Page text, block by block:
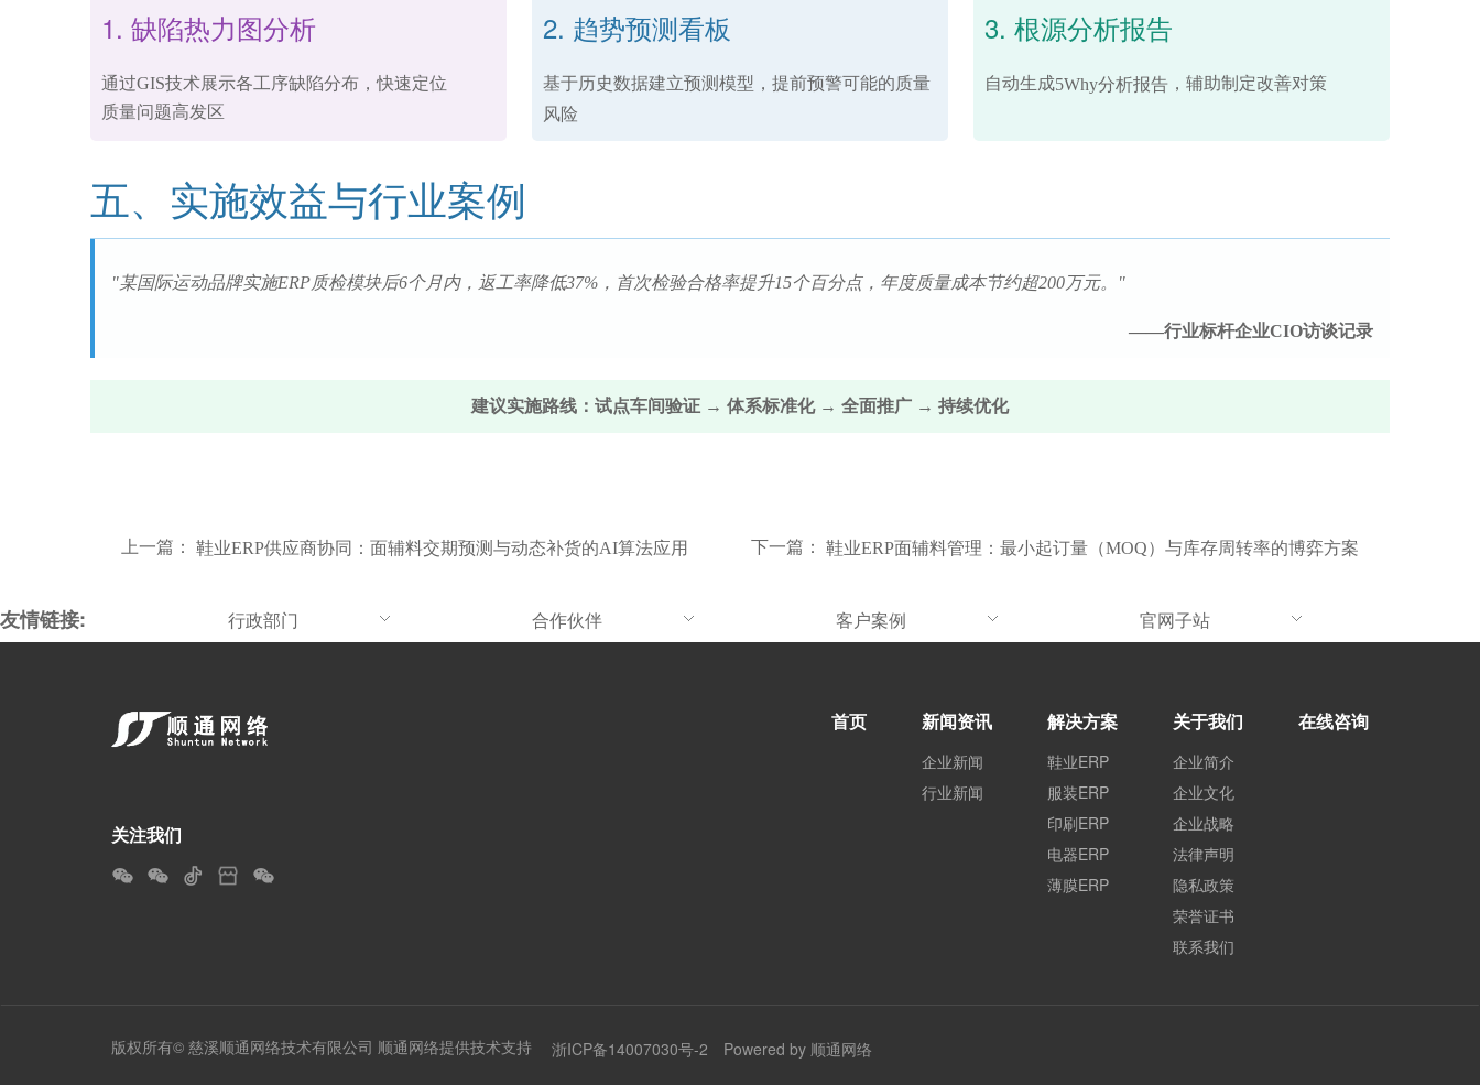
1. 缺陷热力图分析
通过GIS技术展示各工序缺陷分布，快速定位
质量问题高发区
2. 趋势预测看板
基于历史数据建立预测模型，提前预警可能的质量
风险
3. 根源分析报告
自动生成5Why分析报告 ，辅助制定改善对策
五、实施效益与行业案例
"某国际运动品牌实施ERP质检模块后6个月内，返工率降低37%，首次检验合格率提升15个百分点，年度质量成本节约超200万元。"
——行业标杆企业CIO访谈记录
建议实施路线：试点车间验证 → 体系标准化 → 全面推广 → 持续优化
上一篇：鞋业ERP供应商协同：面辅料交期预测与动态补货的AI算法应用 下一篇： 鞋业ERP面辅料管理：最小起订量（MOQ）与库存周转率的博弈方案
友情链接: 行政部门 合作伙伴 客户案例 官网子站
关注我们
首页 新闻资讯
企业新闻
行业新闻
解决方案
鞋业ERP
服装ERP
印刷ERP
电器ERP
薄膜ERP
关于我们
企业简介
企业文化
企业战略
法律声明
隐私政策
荣誉证书
联系我们
在线咨询
版权所有© 慈溪顺通网络技术有限公司 顺通网络提供技术支持 浙ICP备14007030号-2 Powered by 顺通网络